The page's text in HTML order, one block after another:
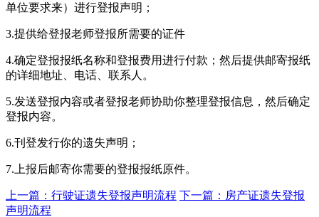
单位要求来）进行登报声明；
3.提供给登报老师登报所需要的证件
4.确定登报报纸名称和登报费用进行付款；然后提供邮寄报纸
的详细地址、电话、联系人。
5.发送登报内容或者登报老师协助你整理登报信息，然后确定
登报内容。
6.刊登发行你的遗失声明；
7.上报后邮寄你需要的登报报纸原件。
上一篇：行驶证遗失登报声明流程 下一篇：房产证遗失登报
声明流程